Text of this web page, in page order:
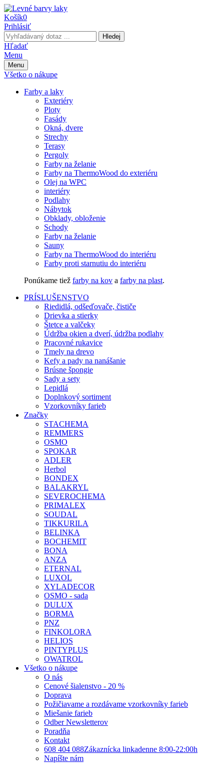
Košík0
Prihlásiť
Hledej
Hľadať
Menu
Menu
Všetko o nákupe
Farby a laky
Exteriéry
Ploty
Fasády
Okná, dvere
Strechy
Terasy
Pergoly
Farby na želanie
Farby na ThermoWood do exteriéru
Olej na WPC
interiéry
Podlahy
Nábytok
Obklady, obloženie
Schody
Farby na želanie
Sauny
Farby na ThermoWood do interiéru
Farby proti starnutiu do interiéru
Ponúkame tiež farby na kov a farby na plast.
PRÍSLUŠENSTVO
Riedidlá, odšeďovače, čističe
Drievka a stierky
Štetce a valčeky
Údržba okien a dverí, údržba podlahy
Pracovné rukavice
Tmely na drevo
Kefy a pady na nanášanie
Brúsne špongie
Sady a sety
Lepidlá
Doplnkový sortiment
Vzorkovníky farieb
Značky
STACHEMA
REMMERS
OSMO
SPOKAR
ADLER
Herbol
BONDEX
BALAKRYL
SEVEROCHEMA
PRIMALEX
SOUDAL
TIKKURILA
BELINKA
BOCHEMIT
BONA
ANZA
ETERNAL
LUXOL
XYLADECOR
OSMO - sada
DULUX
BORMA
PNZ
FINKOLORA
HELIOS
PINTYPLUS
OWATROL
Všetko o nákupe
O nás
Cenové šialenstvo - 20 %
Doprava
Požičiavame a rozdávame vzorkovníky farieb
Miešanie farieb
Odber Newsletterov
Poradňa
Kontakt
608 404 088Zákaznícka linkadenne 8:00-22:00h
Napíšte nám